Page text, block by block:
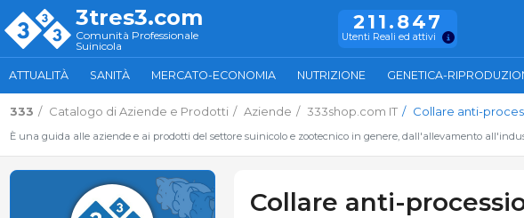
3tres3.com
Comunità Professionale
Suinicola
211.847
Utenti Reali ed attivi
ATTUALITÀ SANITÀ MERCATO-ECONOMIA NUTRIZIONE GENETICA-
333 Catalogo di Aziende e Prodotti Aziende 333shop.com IT Collare anti-
È una guida alle aziende e ai prodotti del settore suinicolo e zootecnico in genere, dall'allevamento
Collare anti-